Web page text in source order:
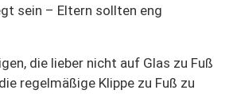
sein – Eltern sollten eng
die lieber nicht auf Glas zu Fuß
regelmäßige Klippe zu Fuß zu